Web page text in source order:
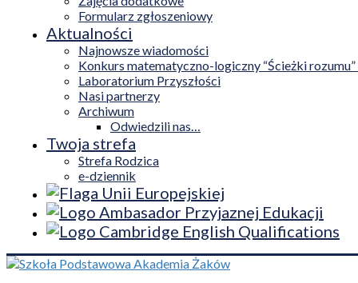
Formularz zgłoszeniowy
Aktualności
Najnowsze wiadomości
Konkurs matematyczno-logiczny “Ścieżki
Laboratorium Przyszłości
Nasi partnerzy
Archiwum
Odwiedzili nas…
Twoja strefa
Strefa Rodzica
e-dziennik